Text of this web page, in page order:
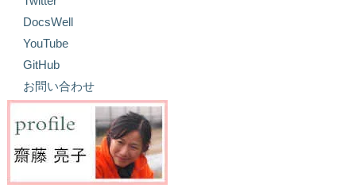
DocsWell
YouTube
GitHub
お問い合わせ